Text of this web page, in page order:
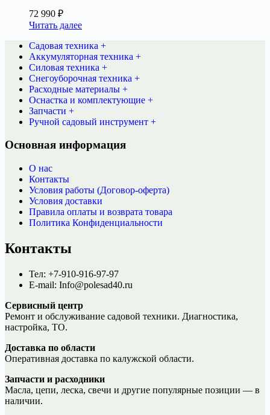
72 990 ₽
Читать далее
Садовая техника +
Аккумуляторная техника +
Силовая техника +
Снегоуборочная техника +
Расходные материалы +
Оснастка и комплектующие +
Запчасти +
Ручной садовый инструмент +
Основная информация
О нас
Контакты
Условия работы (Договор-оферта)
Условия доставки
Правила оплаты и возврата товара
Политика Конфиденциальности
Контакты
Тел: +7-910-916-97-97
E-mail: Info@polesad40.ru
Сервисный центр
Ремонт и обслуживание садовой техники. Диагностика,
настройка, ТО.
Доставка по области
Оперативная доставка по калужской области.
Запчасти и расходники
Масла, цепи, леска, свечи и другие популярные позиции — в
наличии.